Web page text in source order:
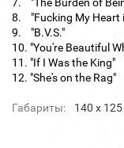
8. "Fucking My Heart
9. "B.V.S."
10. "You're Beautiful
11. "If I Was the King"
12. "She's on the Rag"
Габариты: 140 х